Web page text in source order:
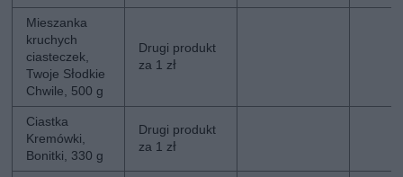
Mieszanka
kruchych
ciasteczek,
Twoje Słodkie
Chwile, 500 g
Drugi produkt
za 1 zł
Ciastka
Kremówki,
Bonitki, 330 g
Drugi produkt
za 1 zł